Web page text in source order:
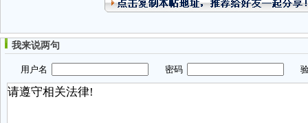
我来说两句
用户名 密码 验